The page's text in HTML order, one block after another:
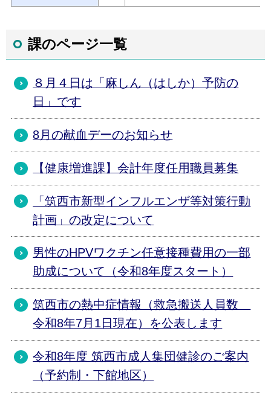
課のページ一覧
８月４日は「麻しん（はしか）予防の
日」です
8月の献血デーのお知らせ
【健康増進課】会計年度任用職員募集
「筑西市新型インフルエンザ等対策行動
計画」の改定について
男性のHPVワクチン任意接種費用の一部
助成について（令和8年度スタート）
筑西市の熱中症情報（救急搬送人員数
令和8年7月1日現在）を公表します
令和8年度 筑西市成人集団健診のご案内
（予約制・下館地区）